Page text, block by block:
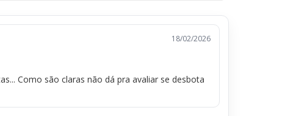
18/02/2026
Como são claras não dá pra avaliar se desbota